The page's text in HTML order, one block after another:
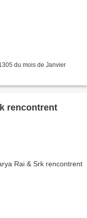
du mois de Janvier
rencontrent